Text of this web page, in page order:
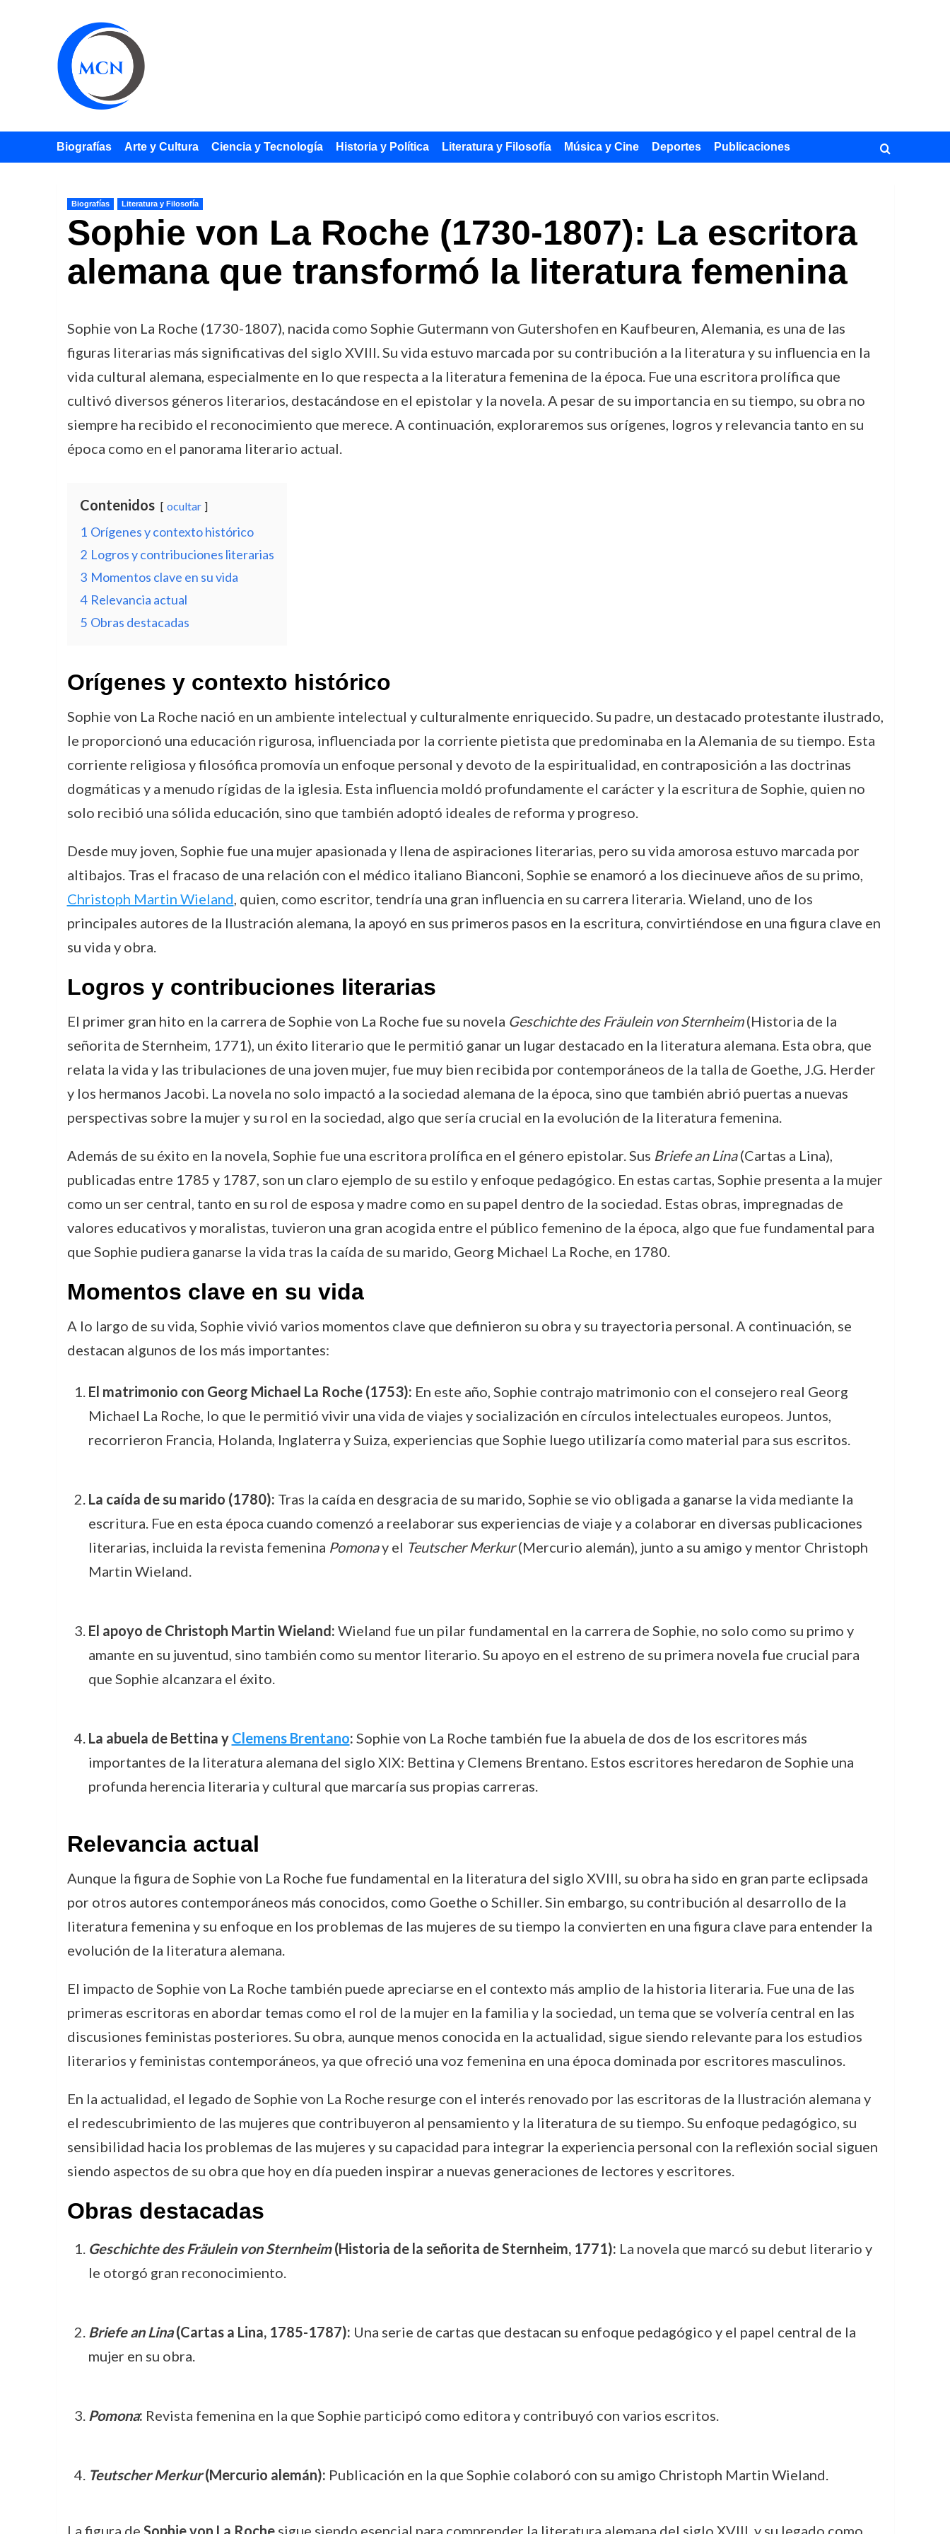
Biografías Arte y Cultura Ciencia y Tecnología Historia y Política Literatura y Filosofía Música y Cine Deportes Publicaciones
Biografías Literatura y Filosofía
Sophie von La Roche (1730-1807): La escritora
alemana que transformó la literatura femenina
Sophie von La Roche (1730-1807), nacida como Sophie Gutermann von Gutershofen en Kaufbeuren, Alemania, es una de las
figuras literarias más significativas del siglo XVIII. Su vida estuvo marcada por su contribución a la literatura y su influencia en la
vida cultural alemana, especialmente en lo que respecta a la literatura femenina de la época. Fue una escritora prolífica que
cultivó diversos géneros literarios, destacándose en el epistolar y la novela. A pesar de su importancia en su tiempo, su obra no
siempre ha recibido el reconocimiento que merece. A continuación, exploraremos sus orígenes, logros y relevancia tanto en su
época como en el panorama literario actual.
Contenidos ocultar
1 Orígenes y contexto histórico
2 Logros y contribuciones literarias
3 Momentos clave en su vida
4 Relevancia actual
5 Obras destacadas
Orígenes y contexto histórico
Sophie von La Roche nació en un ambiente intelectual y culturalmente enriquecido. Su padre, un destacado protestante ilustrado,
le proporcionó una educación rigurosa, influenciada por la corriente pietista que predominaba en la Alemania de su tiempo. Esta
corriente religiosa y filosófica promovía un enfoque personal y devoto de la espiritualidad, en contraposición a las doctrinas
dogmáticas y a menudo rígidas de la iglesia. Esta influencia moldó profundamente el carácter y la escritura de Sophie, quien no
solo recibió una sólida educación, sino que también adoptó ideales de reforma y progreso.
Desde muy joven, Sophie fue una mujer apasionada y llena de aspiraciones literarias, pero su vida amorosa estuvo marcada por
altibajos. Tras el fracaso de una relación con el médico italiano Bianconi, Sophie se enamoró a los diecinueve años de su primo,
Christoph Martin Wieland, quien, como escritor, tendría una gran influencia en su carrera literaria. Wieland, uno de los
principales autores de la Ilustración alemana, la apoyó en sus primeros pasos en la escritura, convirtiéndose en una figura clave en
su vida y obra.
Logros y contribuciones literarias
El primer gran hito en la carrera de Sophie von La Roche fue su novela Geschichte des Fräulein von Sternheim(Historia de la
señorita de Sternheim, 1771), un éxito literario que le permitió ganar un lugar destacado en la literatura alemana. Esta obra, que
relata la vida y las tribulaciones de una joven mujer, fue muy bien recibida por contemporáneos de la talla de Goethe, J.G. Herder
y los hermanos Jacobi. La novela no solo impactó a la sociedad alemana de la época, sino que también abrió puertas a nuevas
perspectivas sobre la mujer y su rol en la sociedad, algo que sería crucial en la evolución de la literatura femenina.
Además de su éxito en la novela, Sophie fue una escritora prolífica en el género epistolar. Sus Briefe an Lina(Cartas a Lina),
publicadas entre 1785 y 1787, son un claro ejemplo de su estilo y enfoque pedagógico. En estas cartas, Sophie presenta a la mujer
como un ser central, tanto en su rol de esposa y madre como en su papel dentro de la sociedad. Estas obras, impregnadas de
valores educativos y moralistas, tuvieron una gran acogida entre el público femenino de la época, algo que fue fundamental para
que Sophie pudiera ganarse la vida tras la caída de su marido, Georg Michael La Roche, en 1780.
Momentos clave en su vida
A lo largo de su vida, Sophie vivió varios momentos clave que definieron su obra y su trayectoria personal. A continuación, se
destacan algunos de los más importantes:
El matrimonio con Georg Michael La Roche (1753): En este año, Sophie contrajo matrimonio con el consejero real Georg
Michael La Roche, lo que le permitió vivir una vida de viajes y socialización en círculos intelectuales europeos. Juntos,
recorrieron Francia, Holanda, Inglaterra y Suiza, experiencias que Sophie luego utilizaría como material para sus escritos.
La caída de su marido (1780): Tras la caída en desgracia de su marido, Sophie se vio obligada a ganarse la vida mediante la
escritura. Fue en esta época cuando comenzó a reelaborar sus experiencias de viaje y a colaborar en diversas publicaciones
literarias, incluida la revista femenina Pomonay el Teutscher Merkur(Mercurio alemán), junto a su amigo y mentor Christoph
Martin Wieland.
El apoyo de Christoph Martin Wieland: Wieland fue un pilar fundamental en la carrera de Sophie, no solo como su primo y
amante en su juventud, sino también como su mentor literario. Su apoyo en el estreno de su primera novela fue crucial para
que Sophie alcanzara el éxito.
La abuela de Bettina y Clemens Brentano: Sophie von La Roche también fue la abuela de dos de los escritores más
importantes de la literatura alemana del siglo XIX: Bettina y Clemens Brentano. Estos escritores heredaron de Sophie una
profunda herencia literaria y cultural que marcaría sus propias carreras.
Relevancia actual
Aunque la figura de Sophie von La Roche fue fundamental en la literatura del siglo XVIII, su obra ha sido en gran parte eclipsada
por otros autores contemporáneos más conocidos, como Goethe o Schiller. Sin embargo, su contribución al desarrollo de la
literatura femenina y su enfoque en los problemas de las mujeres de su tiempo la convierten en una figura clave para entender la
evolución de la literatura alemana.
El impacto de Sophie von La Roche también puede apreciarse en el contexto más amplio de la historia literaria. Fue una de las
primeras escritoras en abordar temas como el rol de la mujer en la familia y la sociedad, un tema que se volvería central en las
discusiones feministas posteriores. Su obra, aunque menos conocida en la actualidad, sigue siendo relevante para los estudios
literarios y feministas contemporáneos, ya que ofreció una voz femenina en una época dominada por escritores masculinos.
En la actualidad, el legado de Sophie von La Roche resurge con el interés renovado por las escritoras de la Ilustración alemana y
el redescubrimiento de las mujeres que contribuyeron al pensamiento y la literatura de su tiempo. Su enfoque pedagógico, su
sensibilidad hacia los problemas de las mujeres y su capacidad para integrar la experiencia personal con la reflexión social siguen
siendo aspectos de su obra que hoy en día pueden inspirar a nuevas generaciones de lectores y escritores.
Obras destacadas
Geschichte des Fräulein von Sternheim(Historia de la señorita de Sternheim, 1771): La novela que marcó su debut literario y
le otorgó gran reconocimiento.
Briefe an Lina(Cartas a Lina, 1785-1787): Una serie de cartas que destacan su enfoque pedagógico y el papel central de la
mujer en su obra.
Pomona: Revista femenina en la que Sophie participó como editora y contribuyó con varios escritos.
Teutscher Merkur(Mercurio alemán): Publicación en la que Sophie colaboró con su amigo Christoph Martin Wieland.
La figura de Sophie von La Rochesigue siendo esencial para comprender la literatura alemana del siglo XVIII, y su legado como